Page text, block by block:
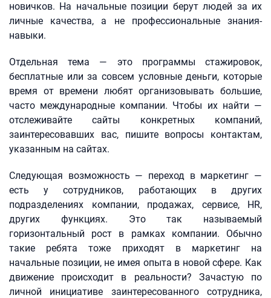
новичков. На начальные позиции берут людей за их
личные качества, а не профессиональные знания-
навыки.
Отдельная тема — это программы стажировок,
бесплатные или за совсем условные деньги, которые
время от времени любят организовывать большие,
часто международные компании. Чтобы их найти —
отслеживайте сайты конкретных компаний,
заинтересовавших вас, пишите вопросы контактам,
указанным на сайтах.
Следующая возможность — переход в маркетинг —
есть у сотрудников, работающих в других
подразделениях компании, продажах, сервисе, HR,
других функциях. Это так называемый
горизонтальный рост в рамках компании. Обычно
такие ребята тоже приходят в маркетинг на
начальные позиции, не имея опыта в новой сфере. Как
движение происходит в реальности? Зачастую по
личной инициативе заинтересованного сотрудника,